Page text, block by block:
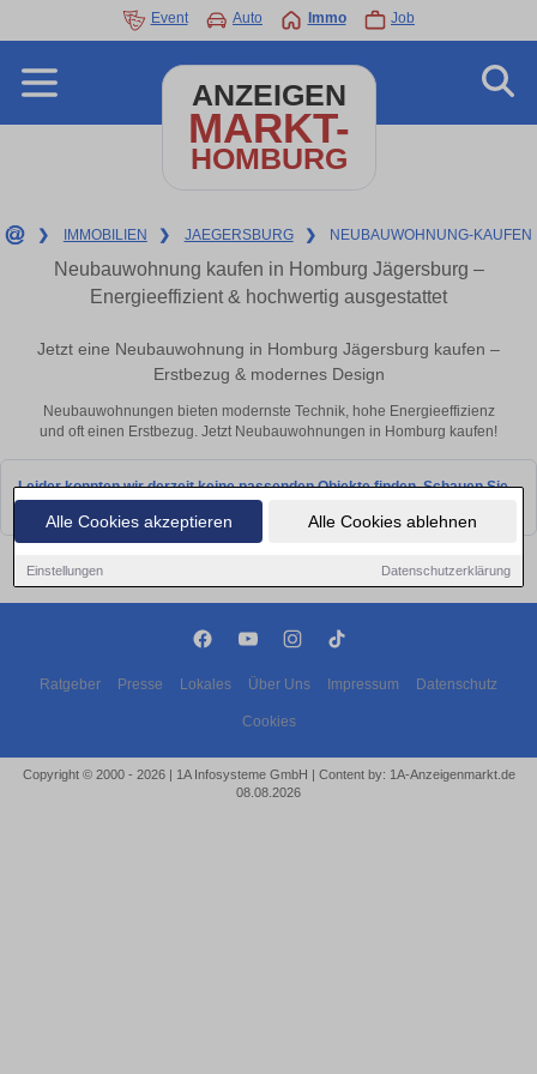
Alle Cookies akzeptieren Alle Cookies ablehnen
Einstellungen Datenschutzerklärung
Event Auto Immo Job
ANZEIGEN
MARKT-
HOMBURG
❯ IMMOBILIEN ❯ JAEGERSBURG ❯ NEUBAUWOHNUNG-KAUFEN
Neubauwohnung kaufen in Homburg Jägersburg –
Energieeffizient & hochwertig ausgestattet
Jetzt eine Neubauwohnung in Homburg Jägersburg kaufen –
Erstbezug & modernes Design
Neubauwohnungen bieten modernste Technik, hohe Energieeffizienz
und oft einen Erstbezug. Jetzt Neubauwohnungen in Homburg kaufen!
Leider konnten wir derzeit keine passenden Objekte finden. Schauen Sie
Ratgeber Presse Lokales Über Uns Impressum Datenschutz
Cookies
Copyright © 2000 - 2026 | 1A Infosysteme GmbH | Content by: 1A-Anzeigenmarkt.de
08.08.2026